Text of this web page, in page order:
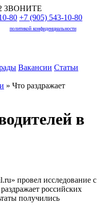
ЗВОНИТЕ
80 +7 (905) 543-10-80
политикой конфиденциальности
Вакансии Статьи
» Что раздражает
в
провел исследование с
российских
получились